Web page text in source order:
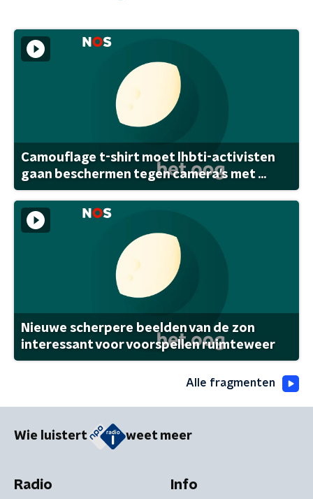
Camouflage t-shirt moet lhbti-activisten
gaan beschermen tegen camera's met ...
Nieuwe scherpere beelden van de zon
interessant voor voorspellen ruimteweer
Alle fragmenten
Wie luistert weet meer
Radio Info